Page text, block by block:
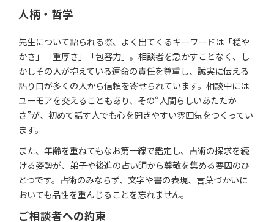
人柄・哲学
先生について語られる際、よく出てくるキーワードは「穏や
かさ」「重厚さ」「包容力」。相談者を急かすことなく、し
かしその人が抱えている運命の責任を尊重し、誠実に伝える
語り口が多くの人から信頼を寄せられています。相談中には
ユーモアを交えることもあり、その“人間らしいあたたか
さ”が、初めて話す人でも心を開きやすい雰囲気をつくってい
ます。
また、年齢を重ねてもなお第一線で鑑定し、占術の探求を続
ける姿勢が、弟子や後進の占い師から尊敬を集める要因のひ
とつです。占術のみならず、文字や書の表現、言葉づかいに
おいても品性を重んじることを忘れません。
ご相談者への約束